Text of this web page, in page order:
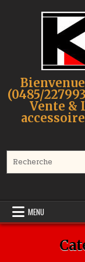
(0485/
Vente &
MENU